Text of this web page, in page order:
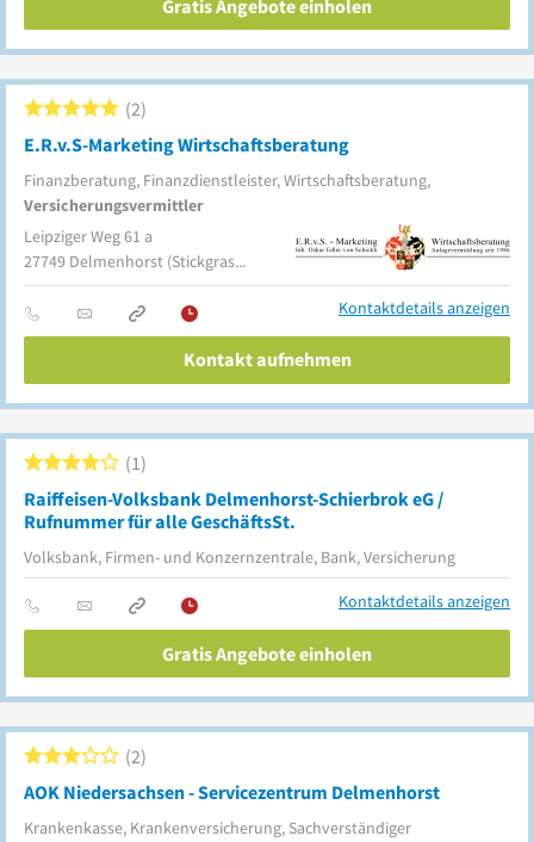
Gratis Angebote einholen
E.R.v.S-Marketing Wirtschaftsberatung
Finanzberatung, Finanzdienstleister, Wirtschaftsberatung,
Versicherungsvermittler
2
Leipziger Weg 61 a
27749 Delmenhorst (Stickgras/Annenriede)
Kontaktdetails anzeigen
Kontakt aufnehmen
Raiffeisen-Volksbank Delmenhorst-Schierbrok eG /
Rufnummer für alle GeschäftsSt.
Volksbank, Firmen- und Konzernzentrale, Bank, Versicherung
1
Kontaktdetails anzeigen
Gratis Angebote einholen
AOK Niedersachsen - Servicezentrum Delmenhorst
Krankenkasse, Krankenversicherung, Sachverständiger
2